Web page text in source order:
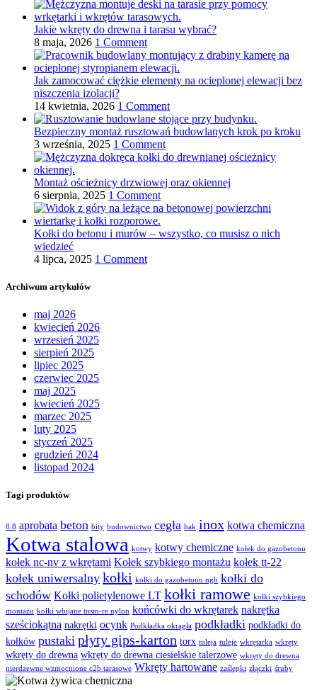
Jakie wkręty do drewna i tarasu wybrać?
8 maja, 2026 1 Comment
Jak zamocować ciężkie elementy na ocieplonej elewacji bez
niszczenia izolacji?
14 kwietnia, 2026 1 Comment
Bezpieczny montaż rusztowań budowlanych krok po kroku
3 września, 2025 1 Comment
Montaż ościeżnicy drzwiowej oraz okiennej
6 sierpnia, 2025 1 Comment
Kołki do betonu i murów – wszystko, co musisz o nich
wiedzieć
4 lipca, 2025 1 Comment
Archiwum artykułów
maj 2026
kwiecień 2026
wrzesień 2025
sierpień 2025
lipiec 2025
czerwiec 2025
maj 2025
kwiecień 2025
marzec 2025
luty 2025
styczeń 2025
grudzień 2024
listopad 2024
Tagi produktów
8.8 aprobata beton bity budownictwo cegła hak inox kotwa chemiczna
Kotwa stalowa kotwy kotwy chemiczne kołek do gazobetonu
kołek nc-nv z wkrętami Kołek szybkiego montażu kołek tt-22
kołek uniwersalny kołki kołki do gazobetonu ngb kołki do
schodów Kołki polietylenowe LT kołki ramowe kołki szybkiego
montażu kołki wbijane tnsm-re nylon końcówki do wkrętarek nakrętka
sześciokątna nakrętki ocynk Podkładka okrągła podkładki podkładki do
kołków pustaki płyty gips-karton torx tuleja tuleje wkrętarka wkręty
wkręty do drewna wkręty do drewna ciesielskie talerzowe wkręty do drewna
nierdzewne wzmocnione c2b tarasowe Wkręty hartowane zaślepki złączki śruby